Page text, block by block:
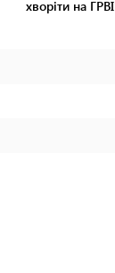
хворіти на ГРВІ